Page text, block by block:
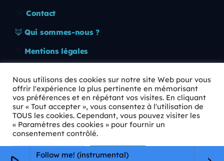
Follow me! (instrumental)
Contact
🦊 Qui sommes-nous ?
Mentions légales
🛡️ RGPD
Copyright © 2026 Animkids. Tous droits réservés.
Nous utilisons des cookies sur notre site Web pour vous
offrir l'expérience la plus pertinente en mémorisant
vos préférences et en répétant vos visites. En cliquant
sur « Tout accepter », vous consentez à l'utilisation de
TOUS les cookies. Cependant, vous pouvez visiter les
« Paramètres des cookies » pour fournir un
consentement contrôlé.
Paramètres Cookie Tout accepter